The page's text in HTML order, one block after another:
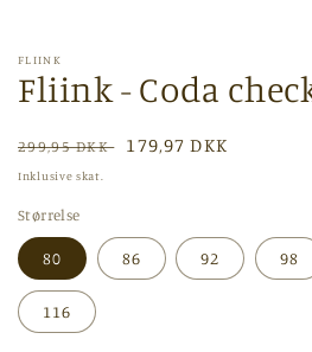
FLIINK
Fliink - Coda
Normalpris
299,95 DKK Udsalgspris
179,97 DKK
Inklusive skat.
Størrelse
80 86 92 98
116